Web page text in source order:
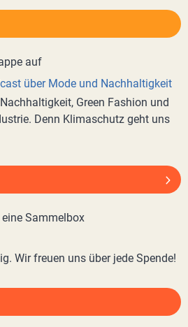
über Mode und Nachhaltigkeit
Green Fashion und
Denn Klimaschutz geht uns
Wir freuen uns über jede Spende!